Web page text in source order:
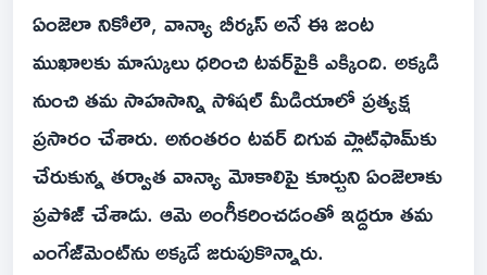
ఏంజెలా నికోలౌ, వాన్యా బీర్కస్‌ అనే ఈ జంట
ముఖాలకు మాస్కులు ధరించి టవర్‌పైకి ఎక్కింది. అక్కడి
నుంచి తమ సాహసాన్ని సోషల్‌ మీడియాలో ప్రత్యక్ష
ప్రసారం చేశారు. అనంతరం టవర్‌ దిగువ ప్లాట్‌ఫామ్‌కు
చేరుకున్న తర్వాత వాన్యా మోకాలిపై కూర్చుని ఏంజెలాకు
ప్రపోజ్‌ చేశాడు. ఆమె అంగీకరించడంతో ఇద్దరూ తమ
ఎంగేజ్‌మెంట్‌ను అక్కడే జరుపుకొన్నారు.